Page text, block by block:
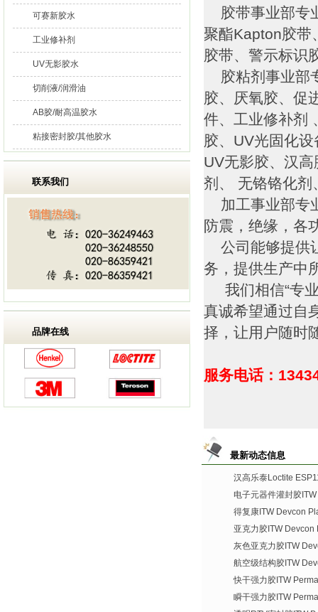
可赛新胶水
工业修补剂
UV无影胶水
切削液/润滑油
AB胶/耐高温胶水
粘接密封胶/其他胶水
联系我们
品牌在线
胶带事业部专
聚酯Kapton胶带
胶带、警示标识
胶粘剂事业部
胶、厌氧胶、促
件、工业修补剂
胶、UV光固化
UV无影胶、汉
剂、 无铬铬化剂
加工事业部专
防震，绝缘，各
公司能够提供
务，提供生产中
我们相信“专业
真诚希望通过自
择，让用户随时
服务电话：
最新动态信息
汉高乐泰Loctite
电子元器件灌封胶
得复康ITW Devcon
亚克力胶ITW Devcon
灰色亚克力胶ITW
航空级结构胶ITW
快干强力胶ITW
瞬干强力胶ITW